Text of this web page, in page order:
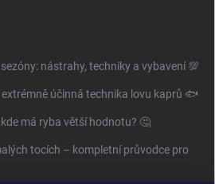
nástrahy, techniky a vybavení 💯
účinná technika lovu kaprů 🐟
má ryba větší hodnotu? 🤔
tocích – kompletní průvodce pro